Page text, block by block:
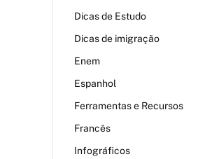
Dicas de Estudo
Dicas de imigração
Enem
Espanhol
Ferramentas e Recursos
Francês
Infográficos